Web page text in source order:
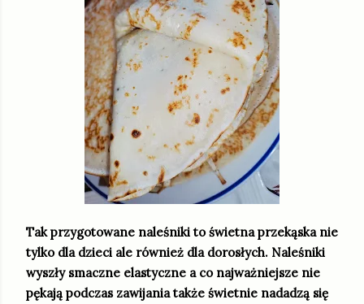
Tak przygotowane naleśniki to świetna przekąska nie
tylko dla dzieci ale również dla dorosłych. Naleśniki
wyszły smaczne elastyczne a co najważniejsze nie
pękają podczas zawijania także świetnie nadadzą się